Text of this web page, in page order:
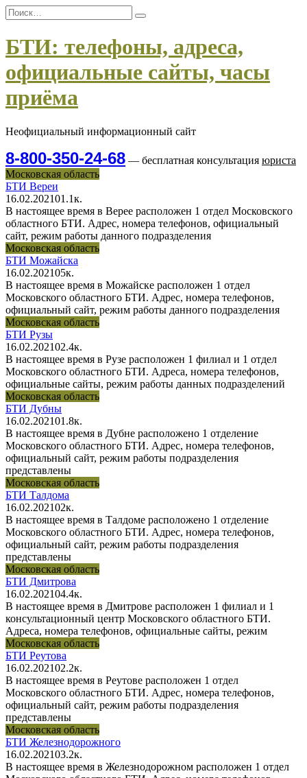
Перейти
к
Search
for:
БТИ: телефоны, адреса,
официальные сайты, часы
приёма
Неофициальный информационный сайт
8-800-350-24-68 — бесплатная консультация юриста
Московская область
БТИ Вереи
16.02.202101.1к.
В настоящее время в Верее расположен 1 отдел Московского
областного БТИ. Адрес, номера телефонов, официальный
сайт, режим работы данного подразделения
Московская область
БТИ Можайска
16.02.202105к.
В настоящее время в Можайске расположен 1 отдел
Московского областного БТИ. Адрес, номера телефонов,
официальный сайт, режим работы данного подразделения
Московская область
БТИ Рузы
16.02.202102.4к.
В настоящее время в Рузе расположен 1 филиал и 1 отдел
Московского областного БТИ. Адреса, номера телефонов,
официальные сайты, режим работы данных подразделений
Московская область
БТИ Дубны
16.02.202101.8к.
В настоящее время в Дубне расположено 1 отделение
Московского областного БТИ. Адрес, номера телефонов,
официальный сайт, режим работы подразделения
представлены
Московская область
БТИ Талдома
16.02.202102к.
В настоящее время в Талдоме расположено 1 отделение
Московского областного БТИ. Адрес, номера телефонов,
официальный сайт, режим работы подразделения
представлены
Московская область
БТИ Дмитрова
16.02.202104.4к.
В настоящее время в Дмитрове расположен 1 филиал и 1
консультационный центр Московского областного БТИ.
Адреса, номера телефонов, официальные сайты, режим
Московская область
БТИ Реутова
16.02.202102.2к.
В настоящее время в Реутове расположен 1 отдел
Московского областного БТИ. Адрес, номера телефонов,
официальный сайт, режим работы подразделения
представлены
Московская область
БТИ Железнодорожного
16.02.202103.2к.
В настоящее время в Железнодорожном расположен 1 отдел